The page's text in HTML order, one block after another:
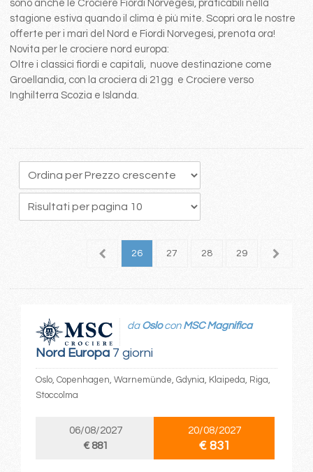
sono anche le Crociere Fiordi Norvegesi, praticabili nella
stagione estiva quando il clima è più mite. Scopri ora le nostre
offerte per i mari del Nord e Fiordi Norvegesi, prenota ora!
Novita per le crociere nord europa:
Oltre i classici fiordi e capitali, nuove destinazione come
Groellandia, con la crociera di 21gg e Crociere verso
Inghilterra Scozia e Islanda.
25 26 27 28 29 30
Nord Europa7 giorni
da Oslocon MSC Magnifica
Oslo, Copenhagen, Warnemünde, Gdynia, Klaipeda, Riga,
Stoccolma
06/08/2027
€ 881
20/08/2027
€ 831